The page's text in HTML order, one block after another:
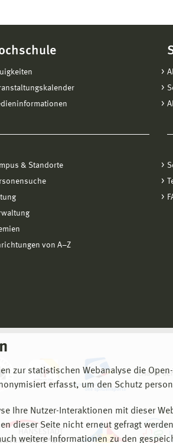
zur statistischen Webanalyse die
erfasst, um den Schutz
Ihre Nutzer-Interaktionen mit dieser
dieser Seite nicht erneut gefragt
weitere Informationen zu den
& Standorte
von A−Z